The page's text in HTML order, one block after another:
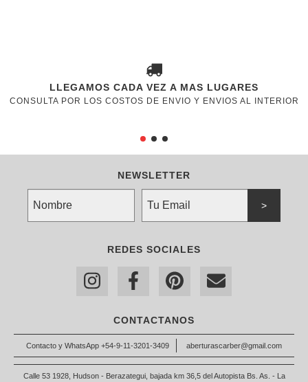
LLEGAMOS CADA VEZ A MAS LUGARES
CONSULTA POR LOS COSTOS DE ENVIO Y ENVIOS AL INTERIOR
NEWSLETTER
REDES SOCIALES
CONTACTANOS
Contacto y WhatsApp +54-9-11-3201-3409 aberturascarber@gmail.com
Calle 53 1928, Hudson - Berazategui, bajada km 36,5 del Autopista Bs. As. - La